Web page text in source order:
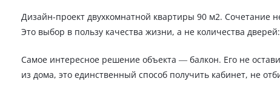
Дизайн-проект двухкомнатной квартиры 90 м2. Сочетание
Это выбор в пользу качества жизни, а не количества
Самое интересное решение объекта — балкон. Его не
из дома, это единственный способ получить кабинет, не